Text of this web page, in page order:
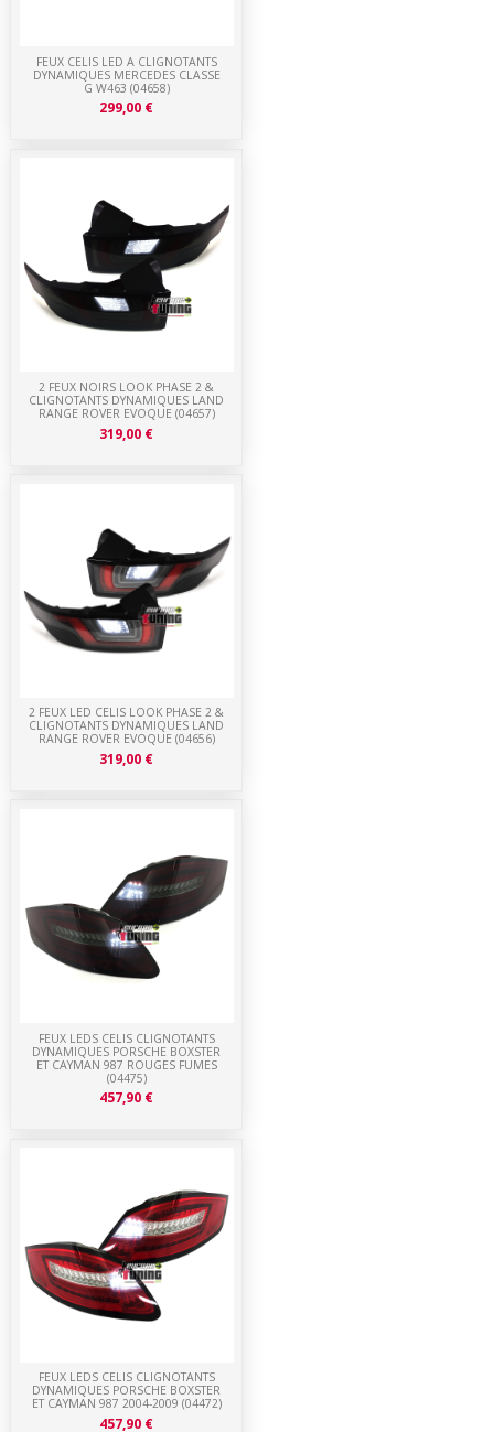
FEUX LEDS CELIS CLIGNOTANTS
DYNAMIQUES PORSCHE BOXSTER
ET CAYMAN 987 2004-2009 (04472)
457,90 €
FEUX LEDS CELIS CLIGNOTANTS
DYNAMIQUES PORSCHE BOXSTER
ET CAYMAN 987 ROUGES FUMES
(04475)
457,90 €
2 FEUX LED CELIS LOOK PHASE 2 &
CLIGNOTANTS DYNAMIQUES LAND
RANGE ROVER EVOQUE (04656)
319,00 €
2 FEUX NOIRS LOOK PHASE 2 &
CLIGNOTANTS DYNAMIQUES LAND
RANGE ROVER EVOQUE (04657)
319,00 €
FEUX CELIS LED A CLIGNOTANTS
DYNAMIQUES MERCEDES CLASSE
G W463 (04658)
299,00 €